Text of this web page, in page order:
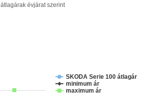
átlagárak évjárat szerint
SKODA Serie 100 átlagár
minimum ár
maximum ár